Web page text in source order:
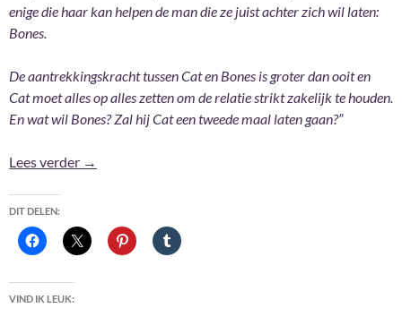
enige die haar kan helpen de man die ze juist achter zich wil laten:
Bones.
De aantrekkingskracht tussen Cat en Bones is groter dan ooit en
Cat moet alles op alles zetten om de relatie strikt zakelijk te houden.
En wat wil Bones? Zal hij Cat een tweede maal laten gaan?”
Lees verder Met een been in het graf – Jeaniene Frost
→
DIT DELEN:
VIND IK LEUK: